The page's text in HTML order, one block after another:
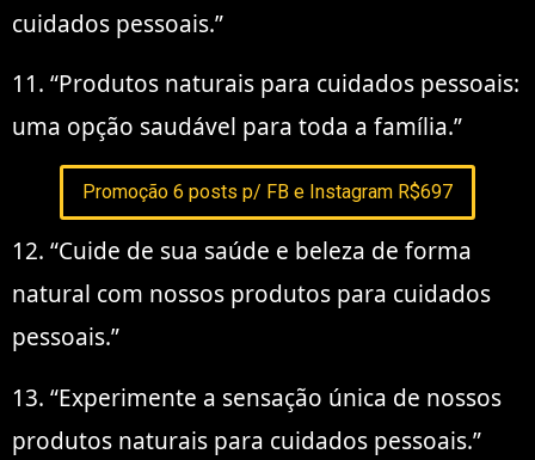
cuidados pessoais.”
11. “Produtos naturais para cuidados pessoais:
uma opção saudável para toda a família.”
Promoção 6 posts p/ FB e Instagram R$697
12. “Cuide de sua saúde e beleza de forma
natural com nossos produtos para cuidados
pessoais.”
13. “Experimente a sensação única de nossos
produtos naturais para cuidados pessoais.”